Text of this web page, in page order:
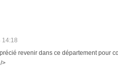
14:18
revenir dans ce département pour
>